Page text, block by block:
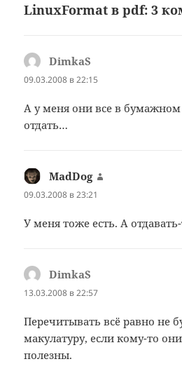
LinuxFormat в pdf: 3
DimkaS
09.03.2008 в 22:15
А у меня они все в бумажном
отдать…
MadDog
09.03.2008 в 23:21
У меня тоже есть. А
DimkaS
13.03.2008 в 22:57
Перечитывать всё равно не
макулатуру, если кому-то
полезны.